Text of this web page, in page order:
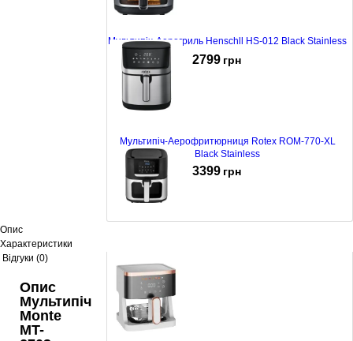
Мультипіч-Аерогриль Henschll HS-012 Black Stainless
2799 грн
Мультипіч-Аерофритюрниця Rotex ROM-770-XL
Black Stainless
3399 грн
Опис
Характеристики
Відгуки (0)
Опис
Мультипіч
Monte
MT-